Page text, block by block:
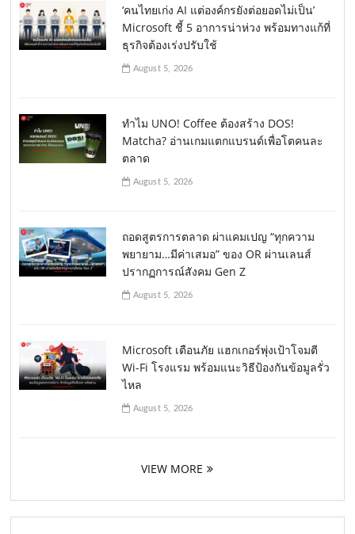
‘คนไทยเก่ง AI แต่องค์กรยังต่อยอดไม่เป็น’
Microsoft ชี้ 5 อาการน่าห่วง พร้อมทางแก้ที่
ธุรกิจต้องเร่งปรับใช้
August 5, 2026
ทำไม UNO! Coffee ต้องสร้าง DOS!
Matcha? อ่านเกมแตกแบรนด์เพื่อโตคนละ
ตลาด
August 5, 2026
ถอดสูตรการตลาด ผ่าแคมเปญ “ทุกความ
พยายาม…มีค่าเสมอ” ของ OR ผ่านเลนส์
ปรากฏการณ์สังคม Gen Z
August 5, 2026
Microsoft เตือนภัย แฮกเกอร์พุ่งเป้าโจมตี
Wi-Fi โรงแรม พร้อมแนะวิธีป้องกันข้อมูลรั่ว
ไหล
August 5, 2026
VIEW MORE